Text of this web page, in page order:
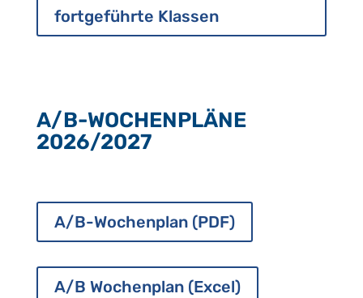
fortgeführte Klassen
A/B-WOCHENPLÄNE
2026/2027
A/B-Wochenplan (PDF)
A/B Wochenplan (Excel)